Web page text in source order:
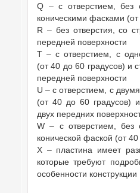
Q – с отверстием, без
коническими фасками
R – без отверстия, со
передней поверхности
T – с отверстием, с
(от 40 до 60 градусов) и
передней поверхности
U – с отверстием, с
(от 40 до 60 градусов)
двух передних
W – с отверстием, без
конической фаской (от
X – пластина имеет
которые требуют
особенности конструкции